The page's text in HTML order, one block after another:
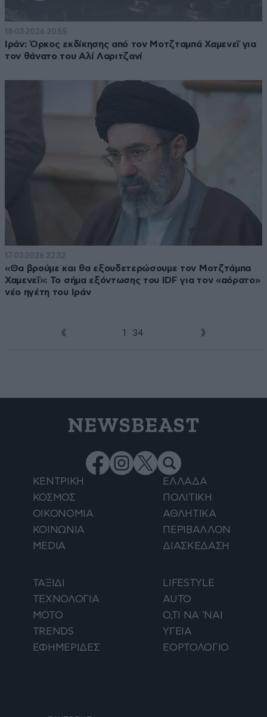
18·03·2026 20:55
Ιράν: Όρκος εκδίκησης από τον Μοτζταμπά Χαμενεΐ για
τον θάνατο του Αλί Λαριτζανί
17·03·2026 22:32
«Θα βρούμε και θα εξουδετερώσουμε τον Μοτζτάμπα
Χαμενεΐ»: Το σήμα εξόντωσης του IDF για τον «αόρατο»
νέο ηγέτη του Ιράν
1 34
NEWSBEAST
ΚΕΝΤΡΙΚΗ
ΕΛΛΑΔΑ
ΚΟΣΜΟΣ
ΠΟΛΙΤΙΚΗ
ΟΙΚΟΝΟΜΙΑ
ΑΘΛΗΤΙΚΑ
ΚΟΙΝΩΝΙΑ
ΠΕΡΙΒΑΛΛΟΝ
MEDIA
ΔΙΑΣΚΕΔΑΣΗ
ΤΑΞΙΔΙ
LIFESTYLE
ΤΕΧΝΟΛΟΓΙΑ
AUTO
ΜΟΤΟ
Ο,ΤΙ ΝΑ 'ΝΑΙ
TRENDS
ΥΓΕΙΑ
ΕΦΗΜΕΡΙΔΕΣ
ΕΟΡΤΟΛΟΓΙΟ